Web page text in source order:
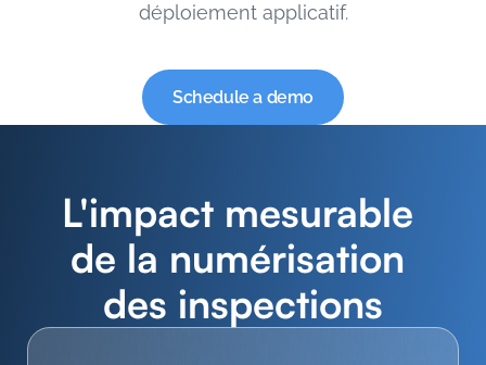
déploiement applicatif.
Schedule a demo
L'impact mesurable
de la numérisation
des inspections